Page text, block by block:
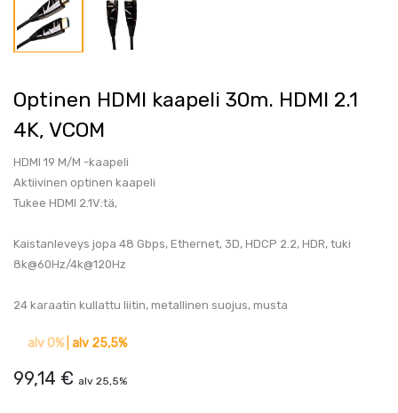
Optinen HDMI kaapeli 30m. HDMI 2.1
4K, VCOM
HDMI 19 M/M -kaapeli
Aktiivinen optinen kaapeli
Tukee HDMI 2.1V:tä,
Kaistanleveys jopa 48 Gbps, Ethernet, 3D, HDCP 2.2, HDR, tuki
8k@60Hz/4k@120Hz
24 karaatin kullattu liitin, metallinen suojus, musta
alv 0%| alv 25,5%
99,14 € alv 25,5%